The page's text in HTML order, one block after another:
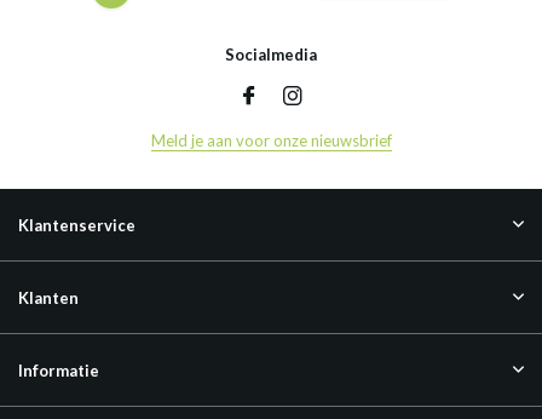
Socialmedia
Meld je aan voor onze nieuwsbrief
Klantenservice
Klanten
Informatie